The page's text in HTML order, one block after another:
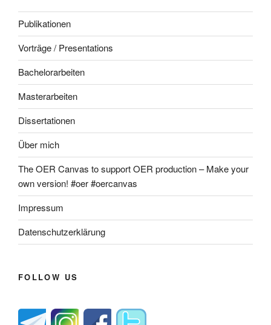
Publikationen
Vorträge / Presentations
Bachelorarbeiten
Masterarbeiten
Dissertationen
Über mich
The OER Canvas to support OER production – Make your
own version! #oer #oercanvas
Impressum
Datenschutzerklärung
FOLLOW US